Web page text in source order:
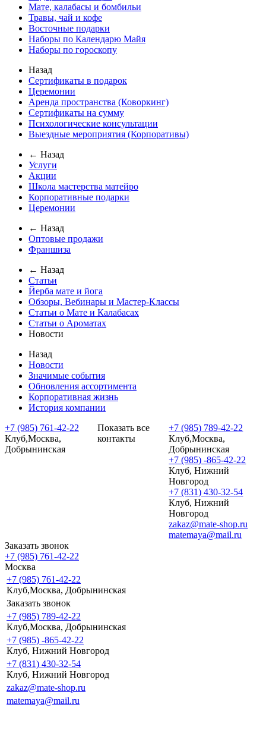
Мате, калабасы и бомбильи
Травы, чай и кофе
Восточные подарки
Наборы по Календарю Майя
Наборы по гороскопу
Назад
Сертификаты в подарок
Церемонии
Аренда пространства (Коворкинг)
Сертификаты на сумму
Психологические консультации
Выездные мероприятия (Корпоративы)
← Назад
Услуги
Акции
Школа мастерства матейро
Корпоративные подарки
Церемонии
← Назад
Оптовые продажи
Франшиза
← Назад
Статьи
Йерба мате и йога
Обзоры, Вебинары и Мастер-Классы
Статьи о Мате и Калабасах
Статьи о Ароматах
Новости
Назад
Новости
Значимые события
Обновления ассортимента
Корпоративная жизнь
История компании
+7 (985) 761-42-22
Клуб,Москва,
Добрынинская
Показать все
контакты
+7 (985) 789-42-22
Клуб,Москва,
Добрынинская
+7 (985) -865-42-22
Клуб, Нижний
Новгород
+7 (831) 430-32-54
Клуб, Нижний
Новгород
zakaz@mate-shop.ru
matemaya@mail.ru
Заказать звонок
+7 (985) 761-42-22
Москва
+7 (985) 761-42-22
Клуб,Москва, Добрынинская
Заказать звонок
+7 (985) 789-42-22
Клуб,Москва, Добрынинская
+7 (985) -865-42-22
Клуб, Нижний Новгород
+7 (831) 430-32-54
Клуб, Нижний Новгород
zakaz@mate-shop.ru
matemaya@mail.ru